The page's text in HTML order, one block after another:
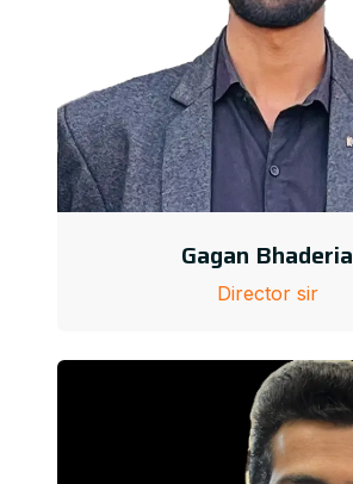
Gagan Bhaderia
Director sir